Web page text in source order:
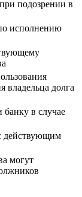
подозрении в
исполнению
владельца долга
банку в случае
действующим
могут